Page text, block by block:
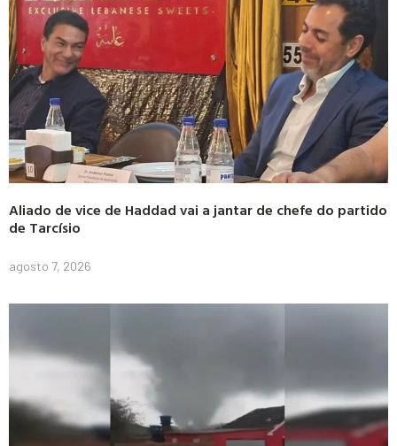
Aliado de vice de Haddad vai a jantar de chefe do partido
de Tarcísio
agosto 7, 2026